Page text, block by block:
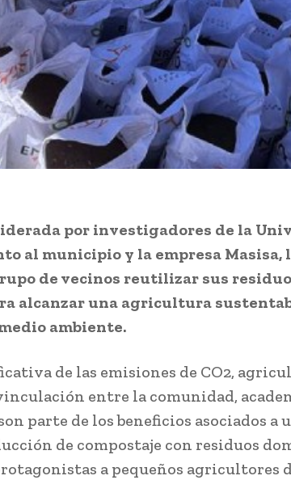
por investigadores de la
al municipio y la empresa Masisa,
de vecinos reutilizar sus
alcanzar una agricultura
ambiente.
de las emisiones de CO2,
entre la comunidad,
parte de los beneficios asociados a
de compostaje con residuos
a pequeños agricultores